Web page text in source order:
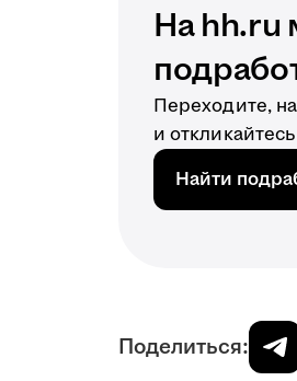
На hh.ru
Переходите,
и
Найти
Поделиться: